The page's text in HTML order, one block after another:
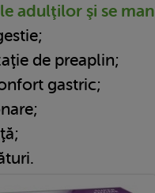
adulţilor şi se
de preaplin;
gastric;